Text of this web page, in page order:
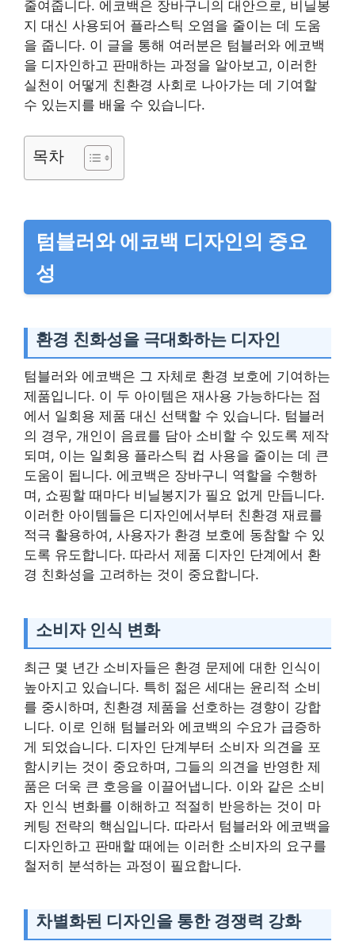
줄여줍니다. 에코백은 장바구니의 대안으로, 비닐봉
지 대신 사용되어 플라스틱 오염을 줄이는 데 도움
을 줍니다. 이 글을 통해 여러분은 텀블러와 에코백
을 디자인하고 판매하는 과정을 알아보고, 이러한
실천이 어떻게 친환경 사회로 나아가는 데 기여할
수 있는지를 배울 수 있습니다.
목차
텀블러와 에코백 디자인의 중요
성
환경 친화성을 극대화하는 디자인
텀블러와 에코백은 그 자체로 환경 보호에 기여하는
제품입니다. 이 두 아이템은 재사용 가능하다는 점
에서 일회용 제품 대신 선택할 수 있습니다. 텀블러
의 경우, 개인이 음료를 담아 소비할 수 있도록 제작
되며, 이는 일회용 플라스틱 컵 사용을 줄이는 데 큰
도움이 됩니다. 에코백은 장바구니 역할을 수행하
며, 쇼핑할 때마다 비닐봉지가 필요 없게 만듭니다.
이러한 아이템들은 디자인에서부터 친환경 재료를
적극 활용하여, 사용자가 환경 보호에 동참할 수 있
도록 유도합니다. 따라서 제품 디자인 단계에서 환
경 친화성을 고려하는 것이 중요합니다.
소비자 인식 변화
최근 몇 년간 소비자들은 환경 문제에 대한 인식이
높아지고 있습니다. 특히 젊은 세대는 윤리적 소비
를 중시하며, 친환경 제품을 선호하는 경향이 강합
니다. 이로 인해 텀블러와 에코백의 수요가 급증하
게 되었습니다. 디자인 단계부터 소비자 의견을 포
함시키는 것이 중요하며, 그들의 의견을 반영한 제
품은 더욱 큰 호응을 이끌어냅니다. 이와 같은 소비
자 인식 변화를 이해하고 적절히 반응하는 것이 마
케팅 전략의 핵심입니다. 따라서 텀블러와 에코백을
디자인하고 판매할 때에는 이러한 소비자의 요구를
철저히 분석하는 과정이 필요합니다.
차별화된 디자인을 통한 경쟁력 강화